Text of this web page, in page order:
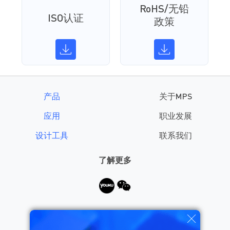
ISO认证
RoHS/无铅
政策
产品
应用
设计工具
关于MPS
职业发展
联系我们
了解更多
需要帮助？